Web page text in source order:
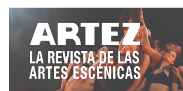
como el cierre de un acto simbólico
reflexionar y, ¡cómo no!, a aplaudir a
La Mancha de cuyo nombre ya no
olvidarme».
illafaina, además de agradecer a